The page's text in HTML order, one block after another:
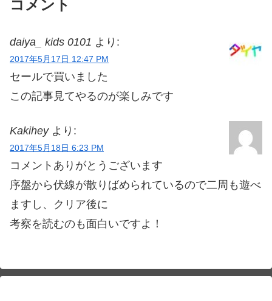
コメント
daiya_ kids 0101 より:
2017年5月17日 12:47 PM
セールで買いました
この記事見てやるのが楽しみです
Kakihey より:
2017年5月18日 6:23 PM
コメントありがとうございます
序盤から伏線が散りばめられているので二周も遊べ
ますし、クリア後に
考察を読むのも面白いですよ！